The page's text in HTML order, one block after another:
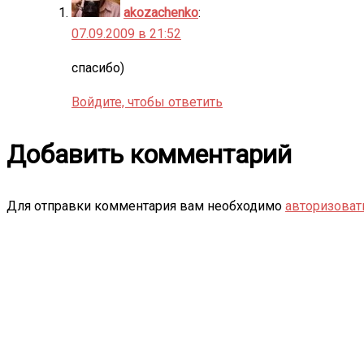
akozachenko:
07.09.2009 в 21:52
спасибо)
Войдите, чтобы ответить
Добавить комментарий
Для отправки комментария вам необходимо